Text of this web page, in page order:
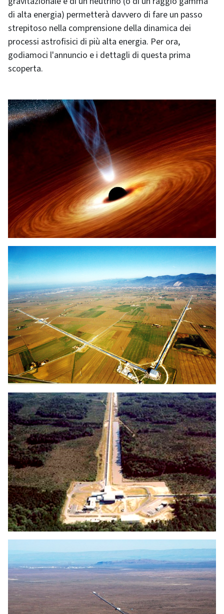
di alta energia) permetterà davvero di fare un passo
strepitoso nella comprensione della dinamica dei
processi astrofisici di più alta energia. Per ora,
godiamoci l'annuncio e i dettagli di questa prima
scoperta.